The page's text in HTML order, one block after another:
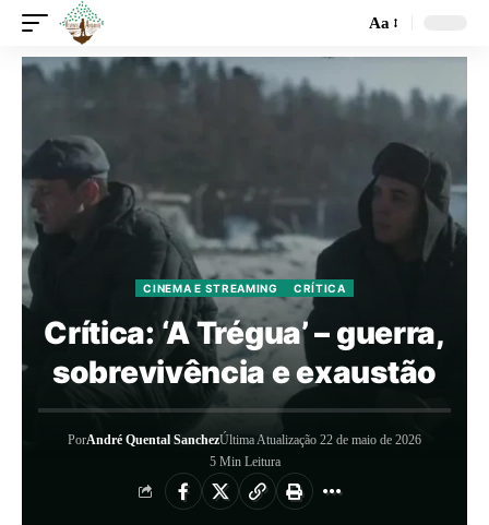
Aa
CINEMA E STREAMING CRÍTICA
Crítica: ‘A Trégua’ – guerra,
sobrevivência e exaustão
PorAndré Quental SanchezÚltima Atualização 22 de maio de 2026
5 Min Leitura